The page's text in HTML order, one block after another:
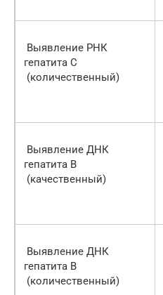
Выявление РНК
гепатита С
(количественный)
Выявление ДНК
гепатита В
(качественный)
Выявление ДНК
гепатита В
(количественный)